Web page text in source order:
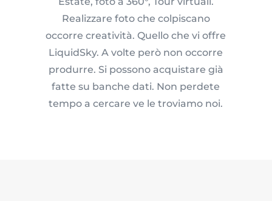
Realizzare foto che colpiscano
occorre creatività. Quello che vi offre
LiquidSky. A volte però non occorre
produrre. Si possono acquistare già
fatte su banche dati. Non perdete
tempo a cercare ve le troviamo noi.